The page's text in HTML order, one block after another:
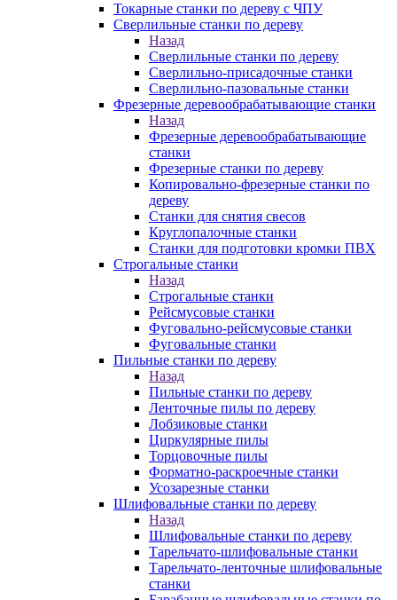
Токарные станки по дереву с ЧПУ
Сверлильные станки по дереву
Назад
Сверлильные станки по дереву
Сверлильно-присадочные станки
Сверлильно-пазовальные станки
Фрезерные деревообрабатывающие станки
Назад
Фрезерные деревообрабатывающие
станки
Фрезерные станки по дереву
Копировально-фрезерные станки по
дереву
Станки для снятия свесов
Круглопалочные станки
Станки для подготовки кромки ПВХ
Строгальные станки
Назад
Строгальные станки
Рейсмусовые станки
Фуговально-рейсмусовые станки
Фуговальные станки
Пильные станки по дереву
Назад
Пильные станки по дереву
Ленточные пилы по дереву
Лобзиковые станки
Циркулярные пилы
Торцовочные пилы
Форматно-раскроечные станки
Усозарезные станки
Шлифовальные станки по дереву
Назад
Шлифовальные станки по дереву
Тарельчато-шлифовальные станки
Тарельчато-ленточные шлифовальные
станки